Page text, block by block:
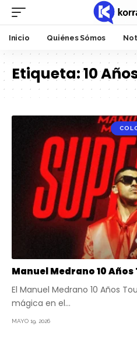
Inicio Quiénes Sómos
Etiqueta:10
Manuel Medrano 10
El Manuel Medrano 10 Años
mágica en el…
MAYO 19, 2026